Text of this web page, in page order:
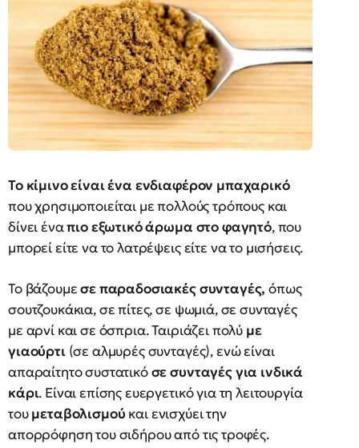
Το κίμινο είναι ένα ενδιαφέρον μπαχαρικό
που χρησιμοποιείται με πολλούς τρόπους και
δίνει έναπιο εξωτικό άρωμα στο φαγητό, που
μπορεί είτε να το λατρέψεις είτε να το μισήσεις.
Το βάζουμεσε παραδοσιακές συνταγές, όπως
σουτζουκάκια, σε πίτες, σε ψωμιά, σε συνταγές
με αρνί και σε όσπρια. Ταιριάζει πολύ με
γιαούρτι(σε αλμυρές συνταγές), ενώ είναι
απαραίτητο συστατικόσε συνταγές για ινδικά
κάρι. Είναι επίσης ευεργετικό για τη λειτουργία
τουμεταβολισμού και ενισχύει την
απορρόφηση του σιδήρου από τις τροφές.